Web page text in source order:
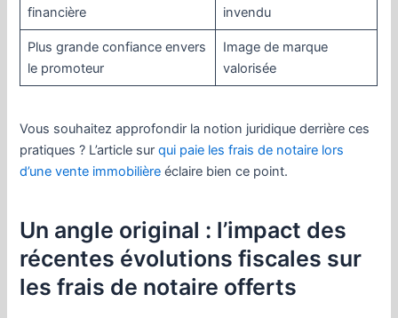
financière
invendu
Plus grande confiance envers
le promoteur
Image de marque
valorisée
Vous souhaitez approfondir la notion juridique derrière ces
pratiques ? L’article surqui paie les frais de notaire lors
d’une vente immobilière éclaire bien ce point.
Un angle original : l’impact des
récentes évolutions fiscales sur
les frais de notaire offerts